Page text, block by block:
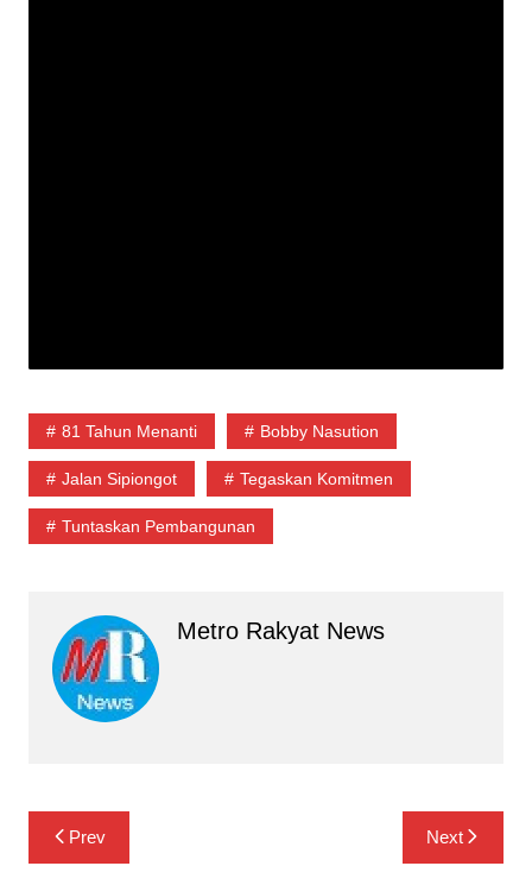
81 Tahun Menanti Bobby Nasution
Jalan Sipiongot Tegaskan Komitmen
Tuntaskan Pembangunan
Metro Rakyat News
Navigasi
pos
Prev Next